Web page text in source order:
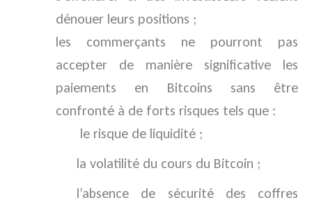
dénouer leurs positions ;
les commerçants ne pourront pas
accepter de manière significative les
paiements en Bitcoins sans être
confronté à de forts risques tels que :
le risque de liquidité ;
la volatilité du cours du Bitcoin ;
l’absence de sécurité des coffres